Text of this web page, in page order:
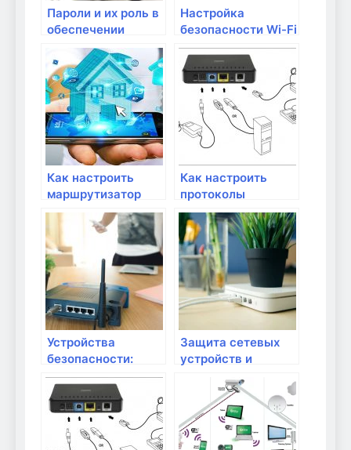
Пароли и их роль в
обеспечении
безопасности
Настройка
безопасности Wi-Fi
сети: советы и
рекомендации
Как настроить
маршрутизатор
для безопасности
домашней сети
Как настроить
протоколы
безопасности WEP,
WPA и WPA2 на
роутере?
Устройства
безопасности:
антивирусы,
фильтры и
контроль доступа
Защита сетевых
устройств и
вирусов и хакеров